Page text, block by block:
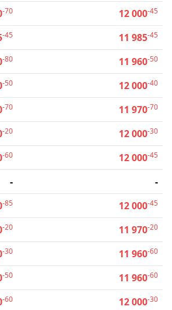
-70 12 000-45
-45 11 985-45
-80 11 960-50
-50 12 000-40
-70 11 970-70
-20 12 000-30
-60 12 000-45
-
-
-85 12 000-45
-20 11 970-20
-30 11 960-60
-50 11 960-60
-60 12 000-30